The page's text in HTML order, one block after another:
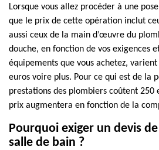
Lorsque vous allez procéder à une
que le prix de cette opération inclut
aussi ceux de la main d’œuvre du
douche, en fonction de vos exigences
équipements que vous achetez,
euros voire plus. Pour ce qui est de la
prestations des plombiers coûtent 250
prix augmentera en fonction de la
Pourquoi exiger un devis
salle de bain ?